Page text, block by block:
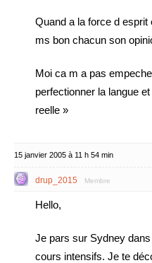
Quand a la force d esprit
ms bon chacun son
Moi ca m a pas
perfectionner la langue
reelle »
15 janvier 2005 à 11 h 54 min
drup_2015 Membre
Hello,
Je pars sur Sydney
cours intensifs. Je te